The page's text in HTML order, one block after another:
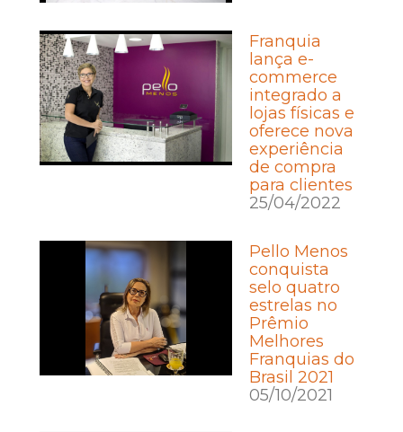
Franquia
lança e-
commerce
integrado a
lojas físicas e
oferece nova
experiência
de compra
para clientes
25/04/2022
Pello Menos
conquista
selo quatro
estrelas no
Prêmio
Melhores
Franquias do
Brasil 2021
05/10/2021